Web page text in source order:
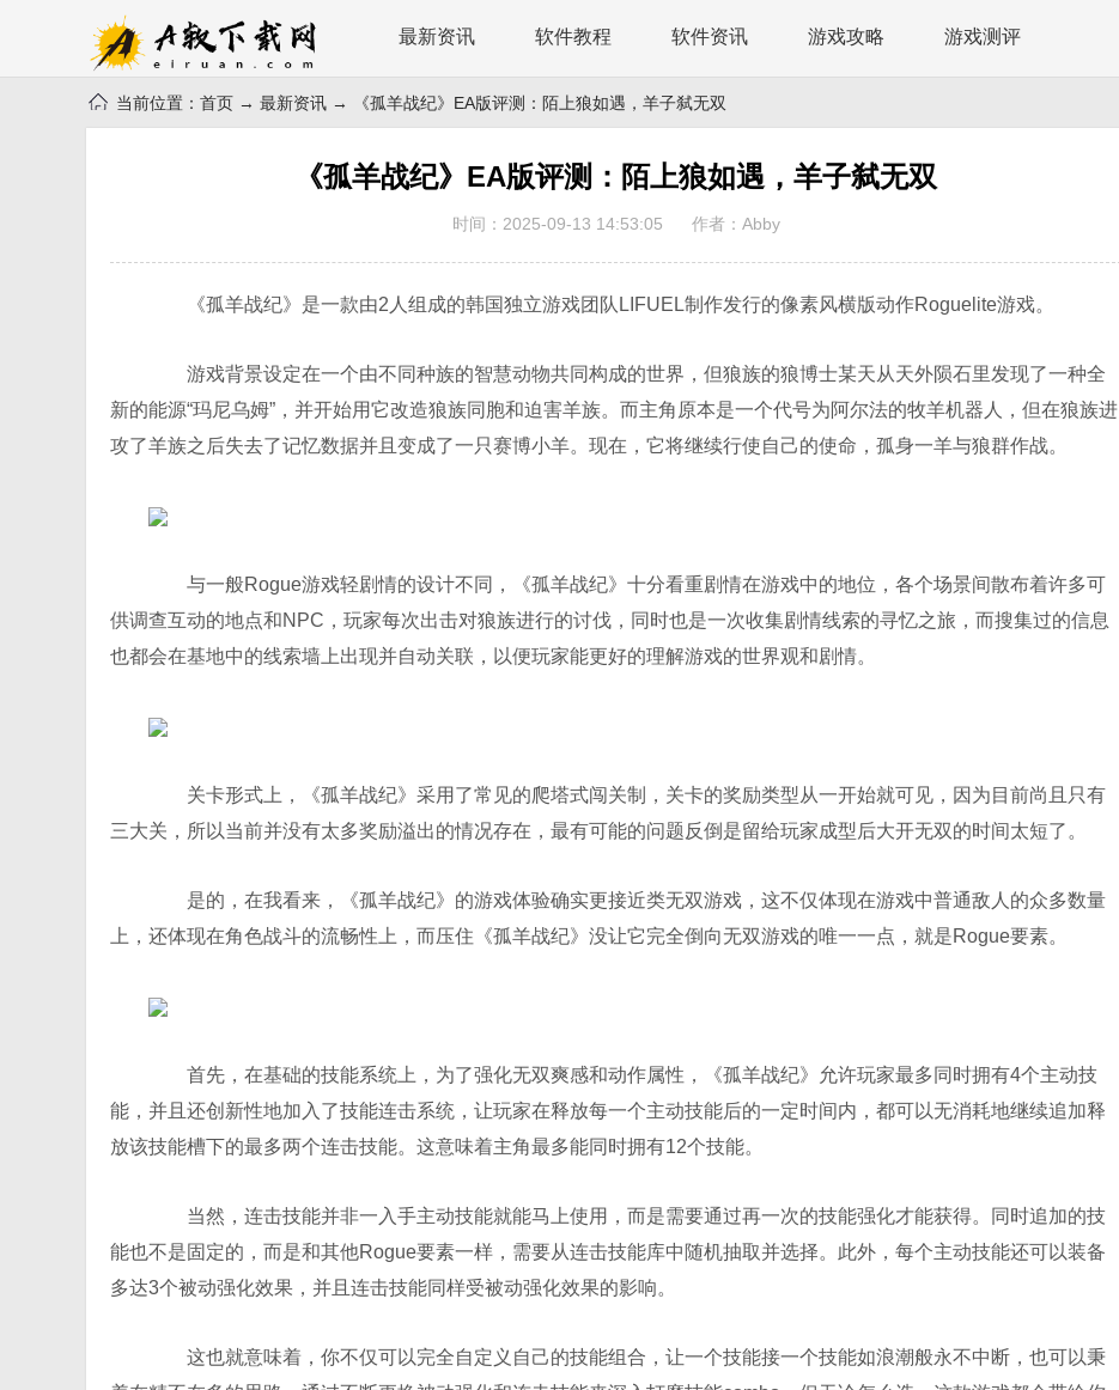
最新资讯 软件教程 软件资讯 游戏攻略 游戏测评
当前位置： 首页 → 最新资讯 → 《孤羊战纪》EA版评测：陌上狼如遇，羊子弑无双
《孤羊战纪》EA版评测：陌上狼如遇，羊子弑无双
时间：2025-09-13 14:53:05 作者：Abby
《孤羊战纪》是一款由2人组成的韩国独立游戏团队LIFUEL制作发行的像素风横版动作Roguelite游戏。
游戏背景设定在一个由不同种族的智慧动物共同构成的世界，但狼族的狼博士某天从天外陨石里发现了一种全
新的能源“玛尼乌姆”，并开始用它改造狼族同胞和迫害羊族。而主角原本是一个代号为阿尔法的牧羊机器人，但在狼族进
攻了羊族之后失去了记忆数据并且变成了一只赛博小羊。现在，它将继续行使自己的使命，孤身一羊与狼群作战。
与一般Rogue游戏轻剧情的设计不同，《孤羊战纪》十分看重剧情在游戏中的地位，各个场景间散布着许多可
供调查互动的地点和NPC，玩家每次出击对狼族进行的讨伐，同时也是一次收集剧情线索的寻忆之旅，而搜集过的信息
也都会在基地中的线索墙上出现并自动关联，以便玩家能更好的理解游戏的世界观和剧情。
关卡形式上，《孤羊战纪》采用了常见的爬塔式闯关制，关卡的奖励类型从一开始就可见，因为目前尚且只有
三大关，所以当前并没有太多奖励溢出的情况存在，最有可能的问题反倒是留给玩家成型后大开无双的时间太短了。
是的，在我看来，《孤羊战纪》的游戏体验确实更接近类无双游戏，这不仅体现在游戏中普通敌人的众多数量
上，还体现在角色战斗的流畅性上，而压住《孤羊战纪》没让它完全倒向无双游戏的唯一一点，就是Rogue要素。
首先，在基础的技能系统上，为了强化无双爽感和动作属性，《孤羊战纪》允许玩家最多同时拥有4个主动技
能，并且还创新性地加入了技能连击系统，让玩家在释放每一个主动技能后的一定时间内，都可以无消耗地继续追加释
放该技能槽下的最多两个连击技能。这意味着主角最多能同时拥有12个技能。
当然，连击技能并非一入手主动技能就能马上使用，而是需要通过再一次的技能强化才能获得。同时追加的技
能也不是固定的，而是和其他Rogue要素一样，需要从连击技能库中随机抽取并选择。此外，每个主动技能还可以装备
多达3个被动强化效果，并且连击技能同样受被动强化效果的影响。
这也就意味着，你不仅可以完全自定义自己的技能组合，让一个技能接一个技能如浪潮般永不中断，也可以秉